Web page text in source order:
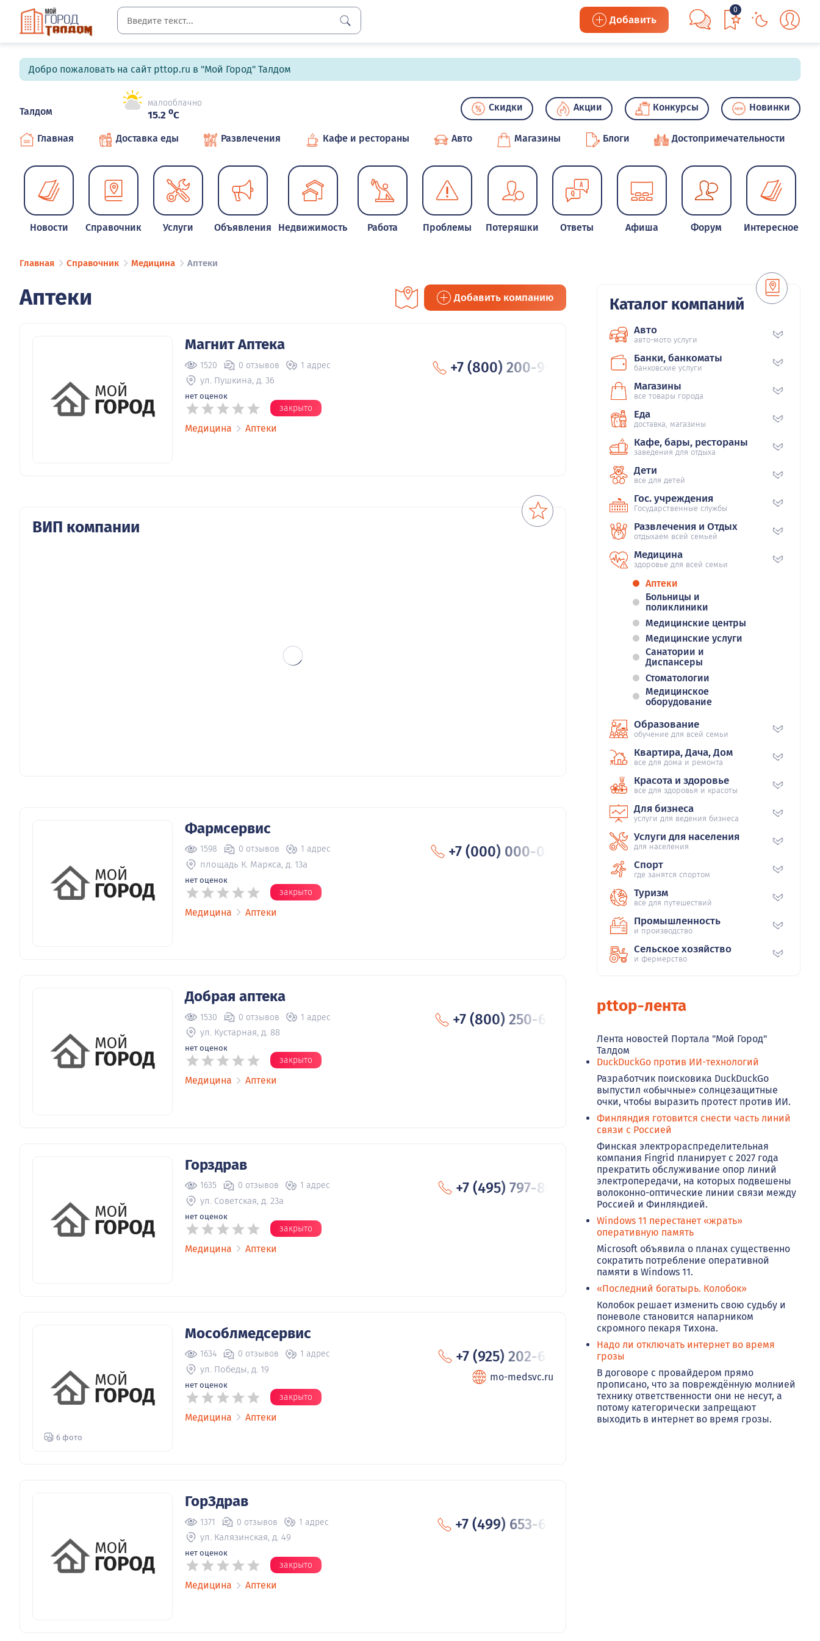
Добавить
0
Добро пожаловать на сайт pttop.ru в "Мой Город" Талдом
Талдом
малооблачно
15.2 oC
Скидки Акции Конкурсы Новинки
Главная Доставка еды Развлечения Кафе и рестораны Авто Магазины Блоги Достопримечательности
Новости Справочник Услуги Объявления Недвижимость Работа Проблемы Потеряшки Ответы Афиша Форум Интересное
Главная Справочник Медицина Аптеки
Аптеки Добавить компанию
Магнит Аптека
1520 0 отзывов 1 адрес
ул. Пушкина, д. 36
нет оценок
закрыто
+7 (800) 200-90
Медицина Аптеки
ВИП компании
Фармсервис
1598 0 отзывов 1 адрес
площадь К. Маркса, д. 13а
нет оценок
закрыто
+7 (000) 000-00
Медицина Аптеки
Добрая аптека
1530 0 отзывов 1 адрес
ул. Кустарная, д. 88
нет оценок
закрыто
+7 (800) 250-65
Медицина Аптеки
Горздрав
1635 0 отзывов 1 адрес
ул. Советская, д. 23а
нет оценок
закрыто
+7 (495) 797-86
Медицина Аптеки
6 фото
Мособлмедсервис
1634 0 отзывов 1 адрес
ул. Победы, д. 19
нет оценок
закрыто
+7 (925) 202-69
mo-medsvc.ru
Медицина Аптеки
ГорЗдрав
1371 0 отзывов 1 адрес
ул. Калязинская, д. 49
нет оценок
закрыто
+7 (499) 653-62
Медицина Аптеки
Каталог компаний
Авто
авто-мото услуги
Банки, банкоматы
банковские услуги
Магазины
все товары города
Еда
доставка, магазины
Кафе, бары, рестораны
заведения для отдыха
Дети
все для детей
Гос. учреждения
Государственные службы
Развлечения и Отдых
отдыхаем всей семьей
Медицина
здоровье для всей семьи
Аптеки
Больницы и
поликлиники
Медицинские центры
Медицинские услуги
Санатории и
Диспансеры
Стоматологии
Медицинское
оборудование
Образование
обучение для всей семьи
Квартира, Дача, Дом
все для дома и ремонта
Красота и здоровье
все для здоровья и красоты
Для бизнеса
услуги для ведения бизнеса
Услуги для населения
для населения
Спорт
где занятся спортом
Туризм
все для путешествий
Промышленность
и производство
Сельское хозяйство
и фермерство
pttop-лента
Лента новостей Портала "Мой Город"
Талдом
DuckDuckGo против ИИ-технологий
Разработчик поисковика DuckDuckGo
выпустил «обычные» солнцезащитные
очки, чтобы выразить протест против ИИ.
Финляндия готовится снести часть линий
связи с Россией
Финская электрораспределительная
компания Fingrid планирует с 2027 года
прекратить обслуживание опор линий
электропередачи, на которых подвешены
волоконно-оптические линии связи между
Россией и Финляндией.
Windows 11 перестанет «жрать»
оперативную память
Microsoft объявила о планах существенно
сократить потребление оперативной
памяти в Windows 11.
«Последний богатырь. Колобок»
Колобок решает изменить свою судьбу и
поневоле становится напарником
скромного пекаря Тихона.
Надо ли отключать интернет во время
грозы
В договоре с провайдером прямо
прописано, что за повреждённую молнией
технику ответственности они не несут, а
потому категорически запрещают
выходить в интернет во время грозы.